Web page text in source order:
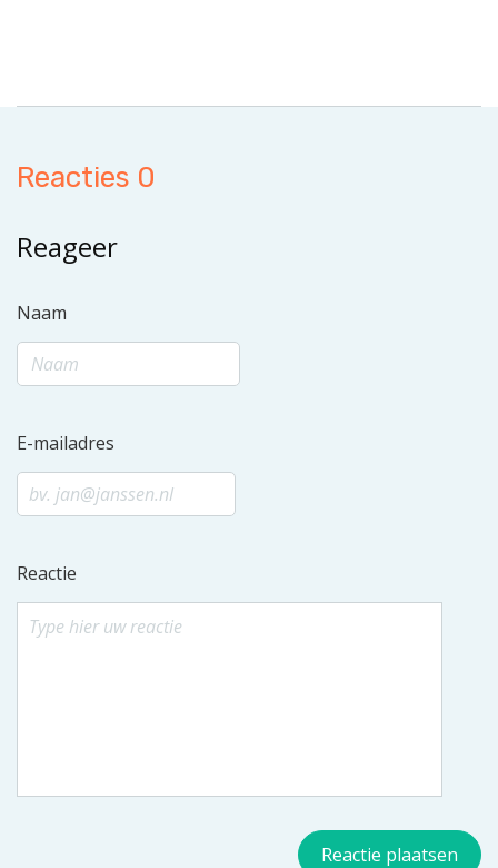
Reacties 0
Reageer
Naam
E-mailadres
Reactie
Reactie plaatsen